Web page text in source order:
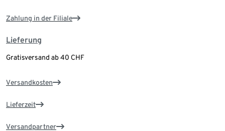
Zahlung in der Filiale
Lieferung
Gratisversand ab 40 CHF
Versandkosten
Lieferzeit
Versandpartner